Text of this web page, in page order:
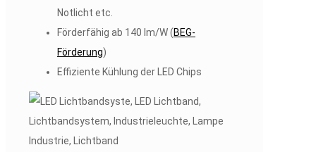
Notlicht etc.
Förderfähig ab 140 lm/W (BEG-
Förderung)
Effiziente Kühlung der LED Chips